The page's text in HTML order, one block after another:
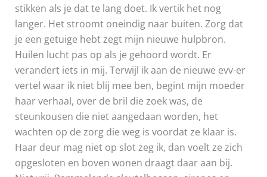
stikken als je dat te lang doet. Ik vertik het nog
langer. Het stroomt oneindig naar buiten. Zorg dat
je een getuige hebt zegt mijn nieuwe hulpbron.
Huilen lucht pas op als je gehoord wordt. Er
verandert iets in mij. Terwijl ik aan de nieuwe evv-er
vertel waar ik niet blij mee ben, begint mijn moeder
haar verhaal, over de bril die zoek was, de
steunkousen die niet aangedaan worden, het
wachten op de zorg die weg is voordat ze klaar is.
Haar deur mag niet op slot zeg ik, dan voelt ze zich
opgesloten en boven wonen draagt daar aan bij.